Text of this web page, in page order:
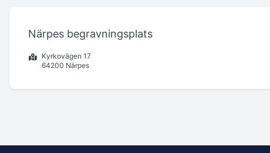
Närpes begravningsplats
Kyrkovägen 17
64200 Närpes